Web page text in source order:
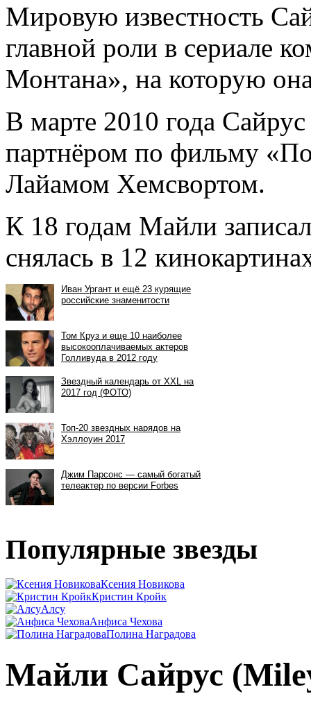
Мировую известность
главной роли в сериале
Монтана», на которую
В марте 2010 года Сайрус
партнёром по фильму
Лайамом Хемсвортом.
К 18 годам Майли
снялась в 12
Популярные звезды
Ксения Новикова
Кристин Кройк
Алсу
Анфиса Чехова
Полина Наградова
Майли Сайрус